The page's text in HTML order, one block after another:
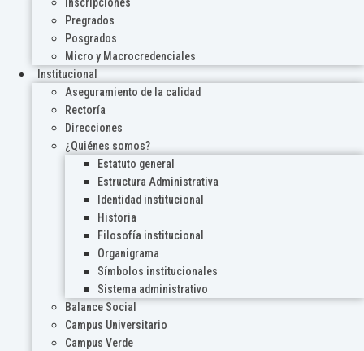
Inscripciones
Pregrados
Posgrados
Micro y Macrocredenciales
Institucional
Aseguramiento de la calidad
Rectoría
Direcciones
¿Quiénes somos?
Estatuto general
Estructura Administrativa
Identidad institucional
Historia
Filosofía institucional
Organigrama
Símbolos institucionales
Sistema administrativo
Balance Social
Campus Universitario
Campus Verde